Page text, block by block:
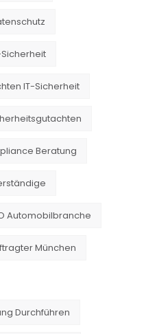
IT-Sicherheit
Beratung
Automobilbranche
München
Durchführen